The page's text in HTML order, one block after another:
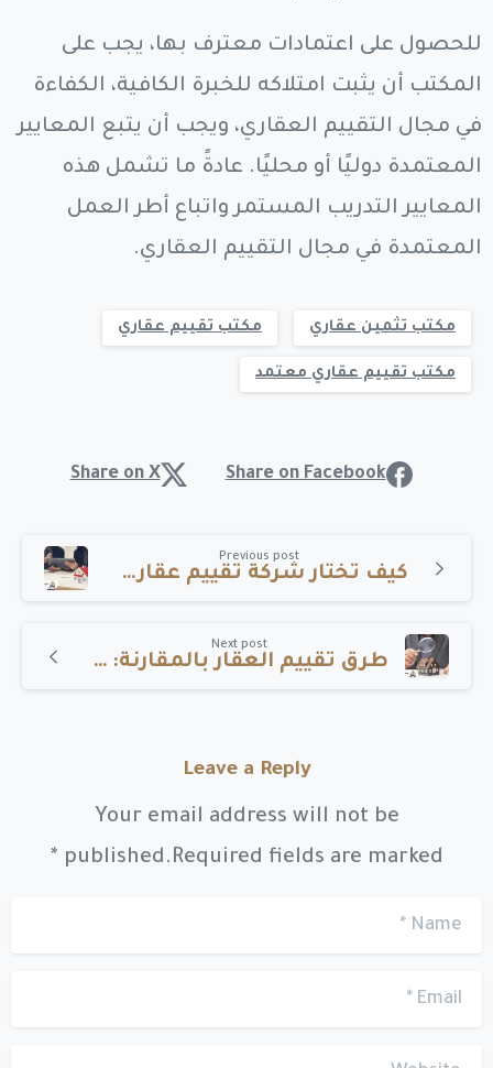
للحصول على اعتمادات معترف بها، يجب على
المكتب أن يثبت امتلاكه للخبرة الكافية، الكفاءة
في مجال التقييم العقاري، ويجب أن يتبع المعايير
المعتمدة دوليًا أو محليًا. عادةً ما تشمل هذه
المعايير التدريب المستمر واتباع أطر العمل
المعتمدة في مجال التقييم العقاري.
مكتب تثمين عقاري مكتب تقييم عقاري
مكتب تقييم عقاري معتمد
Share on Facebook
Share on X
Reading
Previous post
كيف تختار شركة تقييم عقاري معتمدة وموثوقة؟
Next post
طرق تقييم العقار بالمقارنة: نصائح من مثمن عقاري معتمد جدة
Leave a Reply
Your email address will not be
published.Required fields are marked *
Name
*
Email
*
Website